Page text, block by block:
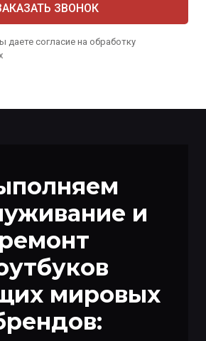
ЗВОНОК
даете согласие на обработку
и
ремонт
мировых